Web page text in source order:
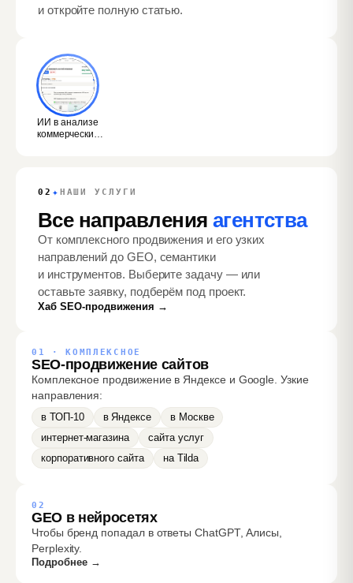
и откройте полную статью.
ИИ в анализе
коммерческих
02 ✦ НАШИ УСЛУГИ
Все направления агентства
От комплексного продвижения и его узких
направлений до GEO, семантики
и инструментов. Выберите задачу — или
оставьте заявку, подберём под проект.
Хаб SEO-продвижения →
01 · КОМПЛЕКСНОЕ
SEO-продвижение сайтов
Комплексное продвижение в Яндексе и Google. Узкие
направления:
в ТОП-10 в Яндексе
в Москве
интернет-магазина
сайта услуг
корпоративного сайта
на Tilda
02
GEO в нейросетях
Чтобы бренд попадал в ответы ChatGPT, Алисы,
Perplexity.
Подробнее →